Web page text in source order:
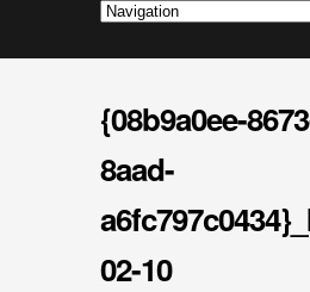
{08b9a0ee-
8aad-
02-10